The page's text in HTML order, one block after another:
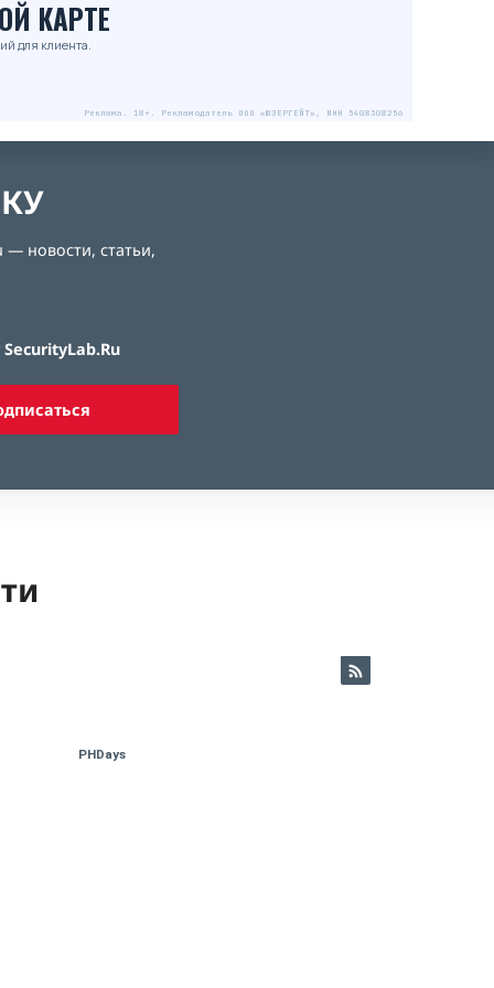
КАРТЕ
для клиента.
Реклама. 18+. Рекламодатель ООО «ЮЗЕРГЕЙТ», ИНН 5408308256
новости, статьи,
PHDays